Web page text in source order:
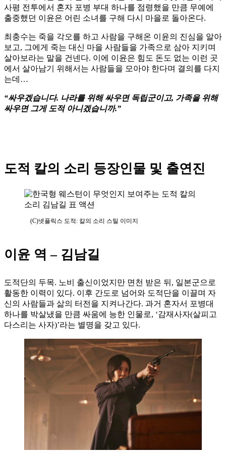
사평 전투에서 혼자 포병 부대 하나를 점령했을 만큼 무예에
출중했던 이윤은 어린 소녀를 구해 다시 마을로 돌아온다.
최충수는 죽을 각오를 하고 사람을 구해온 이윤의 진심을 알아
보고, 그에게 죽는 대신 마을 사람들을 가족으로 삼아 지키며
살아보라는 말을 건넨다. 이에 이윤은 힘도 돈도 없는 이런 곳
에서 살아남기 위해서는 사람들을 모아야 한다며 결의를 다지
는데…
“싸우겠습니다. 나라를 위해 싸우면 독립군이고, 가족을 위해
싸우면 그게 도적 아니겠습니까.”
도적 칼의 소리 등장인물 및 출연진
(C)넷플릭스 도적: 칼의 소리 스틸 이미지
이윤 역 – 김남길
도적단의 두목. 노비 출신이었지만 면천 받은 뒤, 일본군으로
활동한 이력이 있다. 이후 간도로 넘어와 도적단을 이끌며 자
신의 사람들과 삶의 터전을 지켜나간다. 과거 혼자서 포병대
하나를 박살냈을 만큼 싸움에 능한 인물로, ‘감재사자(살피고
다스리는 사자)’라는 별명을 갖고 있다.